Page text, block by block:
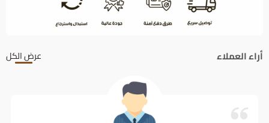
أراء العملاء عرض الكل